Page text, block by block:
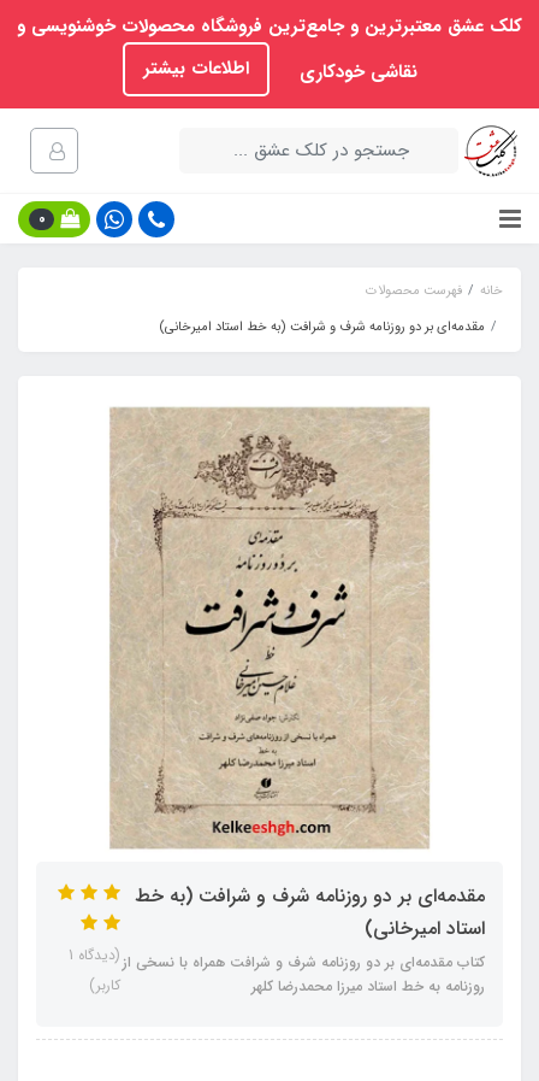
کلک عشق معتبرترین و جامع‌ترین فروشگاه محصولات خوشنویسی و
نقاشی خودکاری
اطلاعات بیشتر
0
خانه
فهرست محصولات
مقدمه‌ای بر دو روزنامه شرف و شرافت (به خط استاد امیرخانی)
مقدمه‌ای بر دو روزنامه شرف و شرافت (به خط
استاد امیرخانی)
کتاب مقدمه‌ای بر دو روزنامه شرف و شرافت همراه با نسخی از
روزنامه به خط استاد میرزا محمدرضا کلهر
(دیدگاه 1
کاربر)